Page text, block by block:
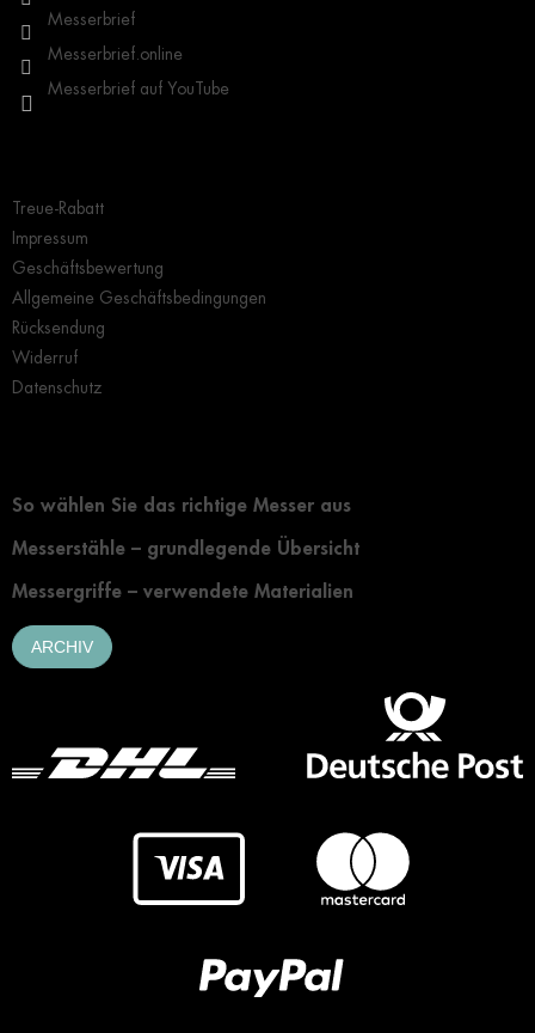
Messerbrief
Messerbrief.online
Messerbrief auf YouTube
Treue-Rabatt
Impressum
Geschäftsbewertung
Allgemeine Geschäftsbedingungen
Rücksendung
Widerruf
Datenschutz
So wählen Sie das richtige Messer aus
Messerstähle – grundlegende Übersicht
Messergriffe – verwendete Materialien
ARCHIV